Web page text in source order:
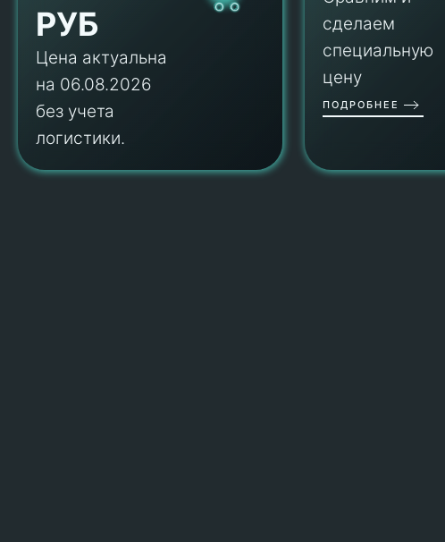
РУБ
Цена актуальна
на 06.08.2026
без учета
логистики.
сделаем
специальную
цену
ПОДРОБНЕЕ